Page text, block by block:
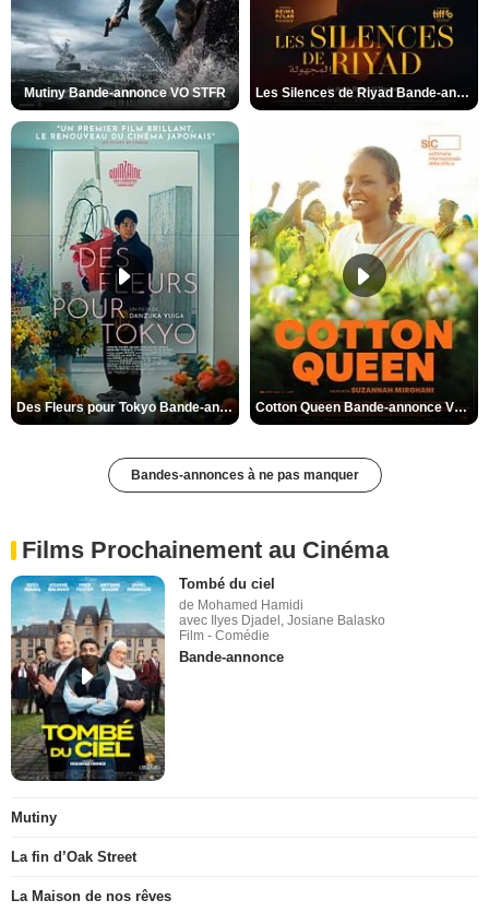
Mutiny Bande-annonce VO STFR Les Silences de Riyad Bande-annonce VO STFR
Des Fleurs pour Tokyo Bande-annonce VO STFR Cotton Queen Bande-annonce VO STFR
Bandes-annonces à ne pas manquer
Films Prochainement au Cinéma
Tombé du ciel
de Mohamed Hamidi
avec Ilyes Djadel, Josiane Balasko
Film - Comédie
Bande-annonce
Mutiny
La fin d’Oak Street
La Maison de nos rêves